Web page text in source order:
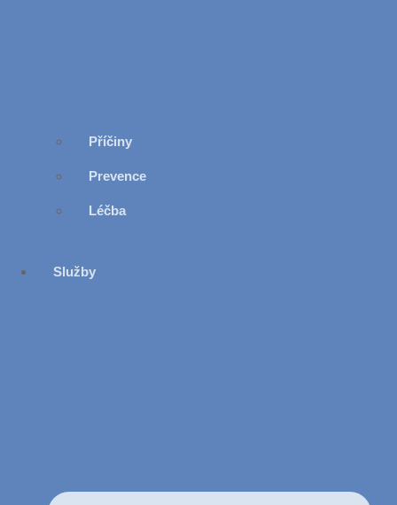
Příčiny
Prevence
Léčba
Služby